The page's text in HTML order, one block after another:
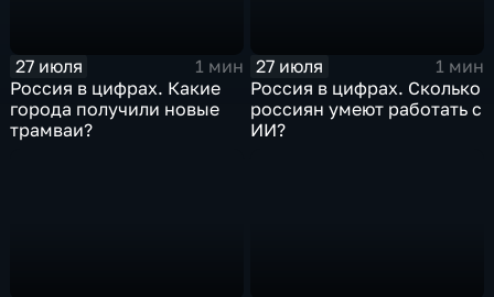
27 июля
1 мин
Россия в цифрах. Какие
города получили новые
трамваи?
27 июля
1 мин
Россия в цифрах. Сколько
россиян умеют работать с
ИИ?